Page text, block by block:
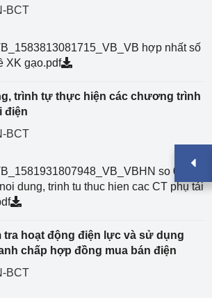
BCT
hợp nhất số
XK gạo.pdf
trình tự thực hiện các chương trình
điện
BCT
so 03
dung, trinh tu thuc hien cac CT phụ tải
tra hoạt động điện lực và sử dụng
chấp hợp đồng mua bán điện
BCT